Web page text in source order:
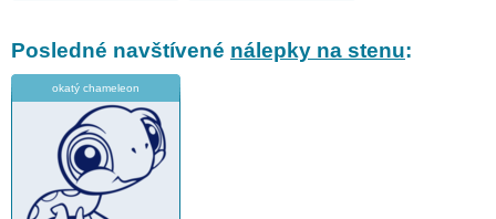
Posledné navštívené nálepky na stenu:
okatý chameleon